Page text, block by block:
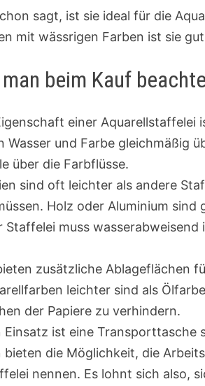
sagt, ist sie ideal für die
mit wässrigen Farben ist sie
beim Kauf
einer Aquarellstaffelei
Wasser und Farbe gleichmäßig
über die Farbflüsse.
sind oft leichter als andere
Holz oder Aluminium sind
Staffelei muss
zusätzliche Ablageflächen
leichter sind als
der Papiere zu verhindern.
Einsatz ist eine Transporttasche
bieten die Möglichkeit, die
nennen. Es lohnt sich also,